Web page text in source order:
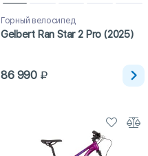
Горный велосипед
Gelbert Ran Star 2 Pro (2025)
86 990